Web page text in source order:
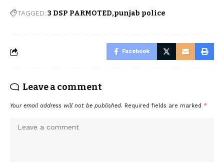
TAGGED:3 DSP PARMOTED punjab police
Facebook
Leave a comment
Your email address will not be published. Required fields are marked *